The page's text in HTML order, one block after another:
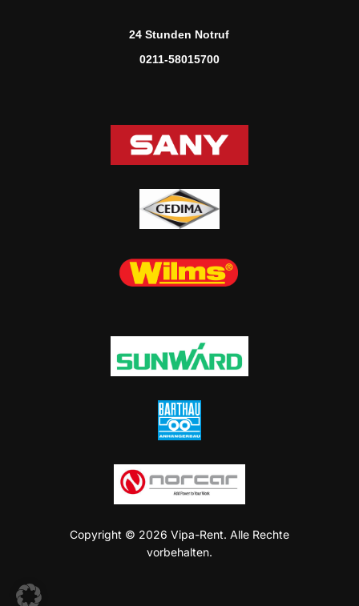
24 Stunden Notruf
0211-58015700
Copyright © 2026 Vipa-Rent. Alle Rechte
vorbehalten.